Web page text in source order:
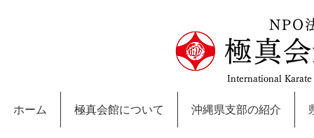
NPO
極真
International
ホーム 極真会館について 沖縄県支部の紹介